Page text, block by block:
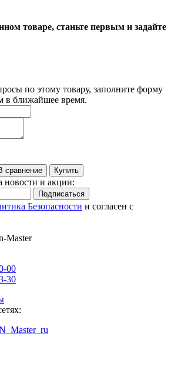
товаре, станьте первым и задайте
по этому товару, заполните форму
в ближайшее время.
Купить
новости и акции:
Подписаться
Безопасности и согласен с
Master
00
30